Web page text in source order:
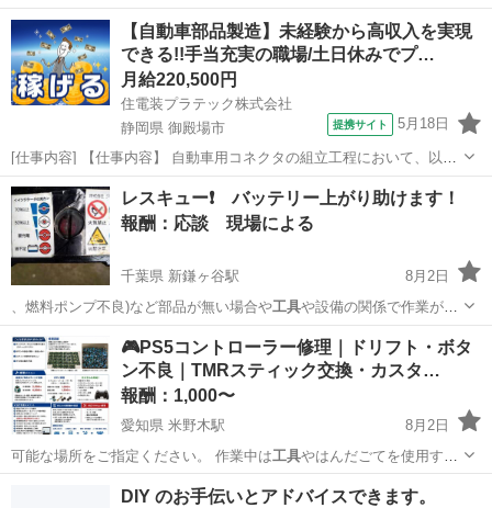
愛知 瀬戸市 水野駅 手伝って/助けて
【自動車部品製造】未経験から高収入を実現
できる!!手当充実の職場/土日休みでプ…
月給220,500円
住電装プラテック株式会社
静岡県 御殿場市
提携サイト 5月18日
[仕事内容] 【仕事内容】 自動車用コネクタの組立工程において、以下
業務をお願いいたします。 ■組立自動機の操作 ■生産段取り ■箱替え ■
材料供給及び補助作業 （業務の変更の範囲） 会社が定める範囲の業務
（勤務地の変...
静岡 御殿場市 工場
レスキュー❗ バッテリー上がり助けます！
報酬：応談 現場による
千葉県 新鎌ヶ谷駅
8月2日
、燃料ポンプ不良)など部品が無い場合や工具や設備の関係で作業がで
きません。 ※…
千葉 新鎌ヶ谷駅 手伝いたい/助けたい
レスキュー
🎮PS5コントローラー修理｜ドリフト・ボタ
ン不良｜TMRスティック交換・カスタ…
報酬：1,000〜
愛知県 米野木駅
8月2日
可能な場所をご指定ください。 作業中は工具やはんだごてを使用する
ため、バッテリー…
米野木駅 手伝いたい/助けたい
DIY のお手伝いとアドバイスできます。